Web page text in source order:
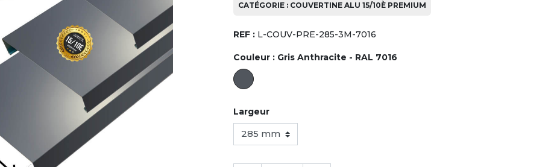
CATÉGORIE : COUVERTINE ALU 15/10È PREMIUM
REF : L-COUV-PRE-285-3M-7016
Couleur : Gris Anthracite - RAL 7016
Largeur